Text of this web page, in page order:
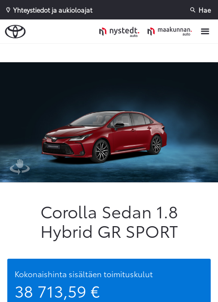
Yhteystiedot ja aukioloajat Hae
Corolla Sedan 1.8
Hybrid GR SPORT
Kokonaishinta sisältäen toimituskulut
38 713,59 €